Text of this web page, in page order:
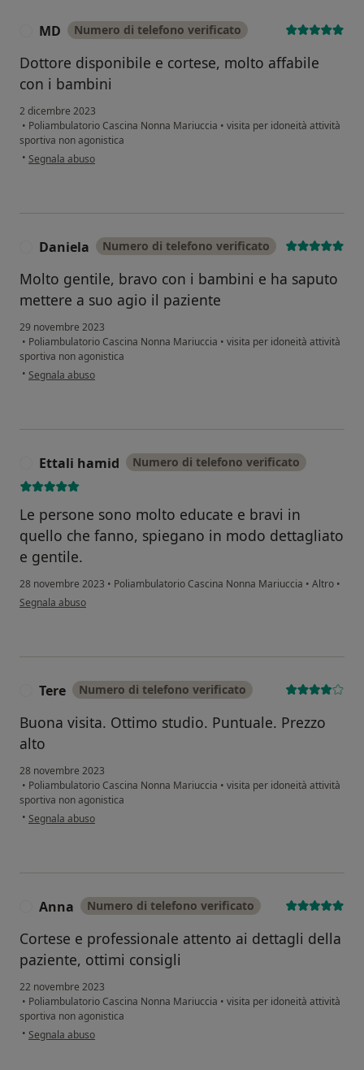
MD Numero di telefono verificato
Dottore disponibile e cortese, molto affabile
con i bambini
2 dicembre 2023
• Poliambulatorio Cascina Nonna Mariuccia • visita per idoneità attività
sportiva non agonistica
• secondo l'opinione dell'utente MD
Segnala abuso
Daniela Numero di telefono verificato
Molto gentile, bravo con i bambini e ha saputo
mettere a suo agio il paziente
29 novembre 2023
• Poliambulatorio Cascina Nonna Mariuccia • visita per idoneità attività
sportiva non agonistica
• secondo l'opinione dell'utente Daniela
Segnala abuso
Ettali hamid Numero di telefono verificato
Le persone sono molto educate e bravi in
quello che fanno, spiegano in modo dettagliato
e gentile.
28 novembre 2023 • Poliambulatorio Cascina Nonna Mariuccia • Altro •
secondo l'opinione dell'utente Ettali hamid
Segnala abuso
Tere Numero di telefono verificato
Buona visita. Ottimo studio. Puntuale. Prezzo
alto
28 novembre 2023
• Poliambulatorio Cascina Nonna Mariuccia • visita per idoneità attività
sportiva non agonistica
• secondo l'opinione dell'utente Tere
Segnala abuso
Anna Numero di telefono verificato
Cortese e professionale attento ai dettagli della
paziente, ottimi consigli
22 novembre 2023
• Poliambulatorio Cascina Nonna Mariuccia • visita per idoneità attività
sportiva non agonistica
• secondo l'opinione dell'utente Anna
Segnala abuso